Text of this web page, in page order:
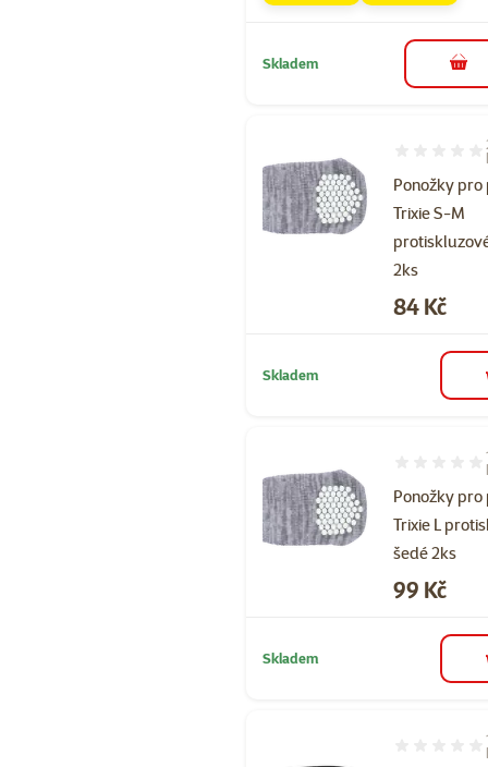
Skladem do
Ponožky pro
Trixie S-M
2ks
Hodnocení
Cena
84 Kč
Skladem
Ponožky pro
Trixie L
šedé 2ks
Hodnocení
Cena
99 Kč
Skladem
Hodnocení